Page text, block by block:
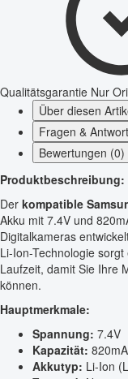
Qualitätsgarantie Nur
Über diesen
Fragen &
Bewertungen
Produktbeschreibung:
Der kompatible
Akku mit 7.4V und
Digitalkameras
Li-Ion-Technologie
Laufzeit, damit Sie Ihre
können.
Hauptmerkmale:
Spannung: 7.4V
Kapazität:
Akkutyp: Li-Ion